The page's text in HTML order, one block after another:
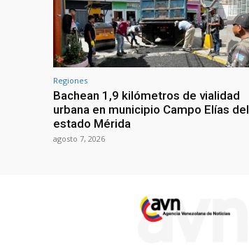
Regiones
Bachean 1,9 kilómetros de vialidad
urbana en municipio Campo Elías del
estado Mérida
agosto 7, 2026